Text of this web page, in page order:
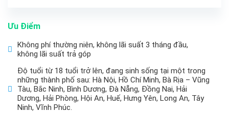
Ưu Điểm
Không phí thường niên, không lãi suất 3 tháng đầu,
không lãi suất trả góp
Độ tuổi từ 18 tuổi trở lên, đang sinh sống tại một trong
những thành phố sau: Hà Nội, Hồ Chí Minh, Bà Rịa – Vũng
Tàu, Bắc Ninh, Bình Dương, Đà Nẵng, Đồng Nai, Hải
Dương, Hải Phòng, Hội An, Huế, Hưng Yên, Long An, Tây
Ninh, Vĩnh Phúc.